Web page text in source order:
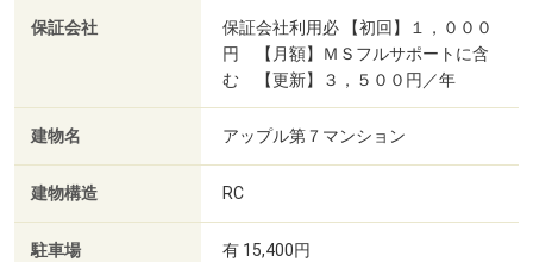
保証会社
保証会社利用必 【初回】１，０００
円 【月額】ＭＳフルサポートに含
む 【更新】３，５００円／年
建物名 アップル第７マンション
建物構造 RC
駐車場 有 15,400円